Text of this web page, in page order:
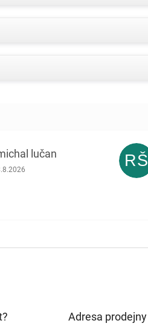
lučan
obchodu je 5 z 5 hvězdiček.
RŠ
Adresa prodejny